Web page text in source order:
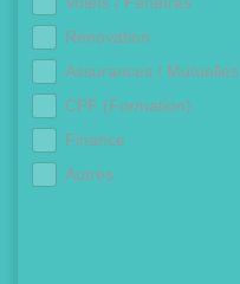
Rénovation
Assurances / Mutuelles
CPF (Formation)
Finance
Autres